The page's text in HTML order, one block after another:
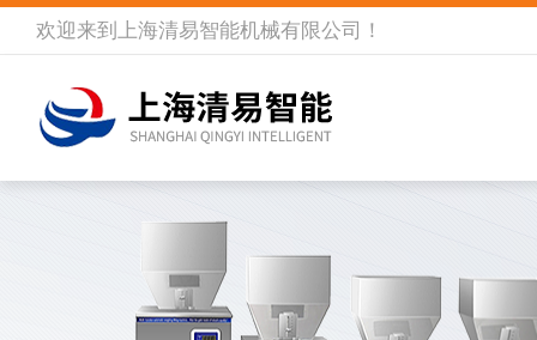
欢迎来到 上海清易智能机械有限公司 ！